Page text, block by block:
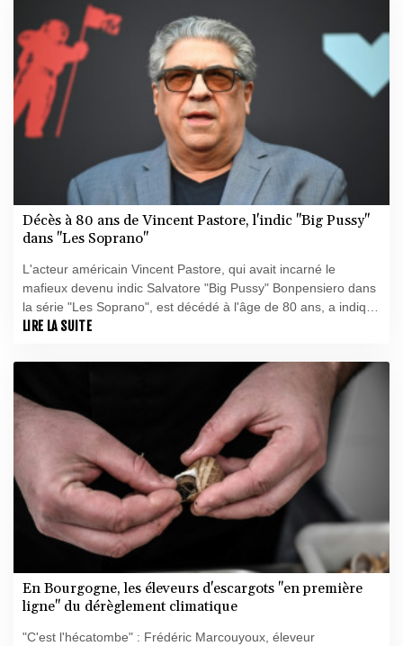
Décès à 80 ans de Vincent Pastore, l'indic "Big Pussy"
dans "Les Soprano"
L'acteur américain Vincent Pastore, qui avait incarné le
mafieux devenu indic Salvatore "Big Pussy" Bonpensiero dans
la série "Les Soprano", est décédé à l'âge de 80 ans, a indiqué
son manager à l'AFP samedi.
LIRE LA SUITE
En Bourgogne, les éleveurs d'escargots "en première
ligne" du dérèglement climatique
"C'est l'hécatombe" : Frédéric Marcouyoux, éleveur